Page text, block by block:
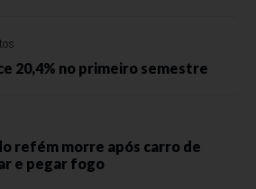
20,4% no primeiro semestre
refém morre após carro de
e pegar fogo